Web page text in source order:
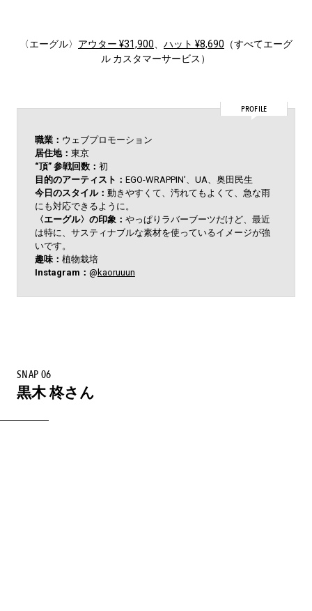
〈エーグル〉 アウター ¥31,900 ハット ¥8,690 （すべてエーグ
ル カスタマーサービス）
PROFILE
職業： ウェブプロモーション
居住地： 東京
“頂” 参戦回数： 初
目的のアーティスト： EGO-WRAPPIN’、UA、奥田民生
今日のスタイル： 動きやすくて、汚れてもよくて、急な雨
にも対応できるように。
〈エーグル〉の印象： やっぱりラバーブーツだけど、最近
は特に、サスティナブルな素材を使っているイメージが強
いです。
趣味： 植物栽培
Instagram： @ kaoruuun
SNAP 06
黒木 柊さん